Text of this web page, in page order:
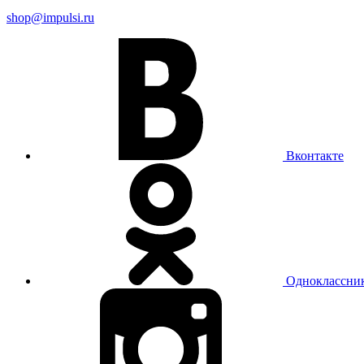
shop@impulsi.ru
Вконтакте